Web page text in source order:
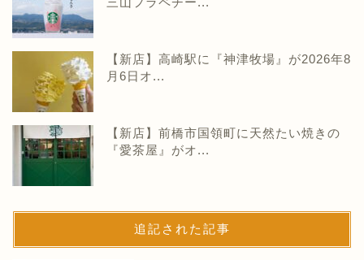
【新店】高崎駅に『神津牧場』が2026年8
月6日オ...
【新店】前橋市国領町に天然たい焼きの
『愛茶屋』がオ...
追記された記事